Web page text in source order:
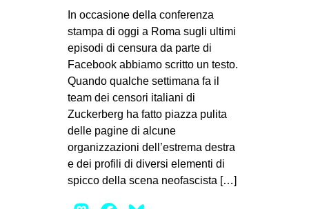
In occasione della conferenza
stampa di oggi a Roma sugli ultimi
episodi di censura da parte di
Facebook abbiamo scritto un testo.
Quando qualche settimana fa il
team dei censori italiani di
Zuckerberg ha fatto piazza pulita
delle pagine di alcune
organizzazioni dell’estrema destra
e dei profili di diversi elementi di
spicco della scena neofascista […]